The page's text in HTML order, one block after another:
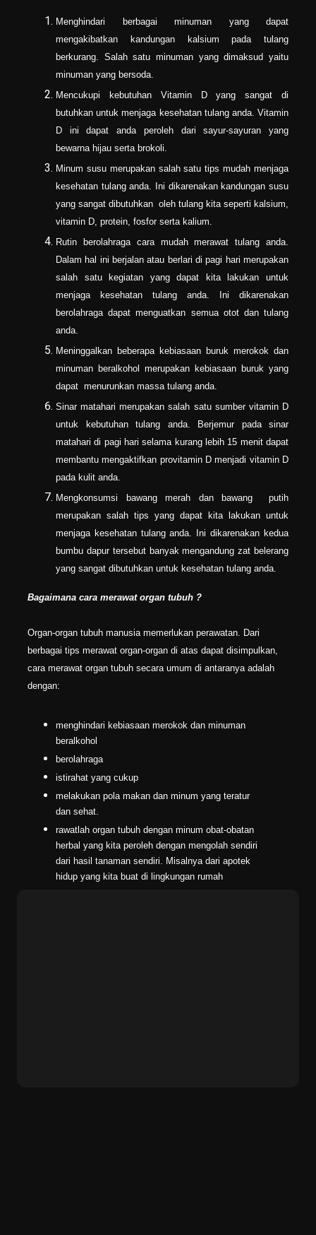
Menghindari berbagai minuman yang dapat
mengakibatkan kandungan kalsium pada tulang
berkurang. Salah satu minuman yang dimaksud yaitu
minuman yang bersoda.
Mencukupi kebutuhan Vitamin D yang sangat di
butuhkan untuk menjaga kesehatan tulang anda. Vitamin
D ini dapat anda peroleh dari sayur-sayuran yang
bewarna hijau serta brokoli.
Minum susu merupakan salah satu tips mudah menjaga
kesehatan tulang anda. Ini dikarenakan kandungan susu
yang sangat dibutuhkan oleh tulang kita seperti kalsium,
vitamin D, protein, fosfor serta kalium.
Rutin berolahraga cara mudah merawat tulang anda.
Dalam hal ini berjalan atau berlari di pagi hari merupakan
salah satu kegiatan yang dapat kita lakukan untuk
menjaga kesehatan tulang anda. Ini dikarenakan
berolahraga dapat menguatkan semua otot dan tulang
anda.
Meninggalkan beberapa kebiasaan buruk merokok dan
minuman beralkohol merupakan kebiasaan buruk yang
dapat menurunkan massa tulang anda.
Sinar matahari merupakan salah satu sumber vitamin D
untuk kebutuhan tulang anda. Berjemur pada sinar
matahari di pagi hari selama kurang lebih 15 menit dapat
membantu mengaktifkan provitamin D menjadi vitamin D
pada kulit anda.
Mengkonsumsi bawang merah dan bawang putih
merupakan salah tips yang dapat kita lakukan untuk
menjaga kesehatan tulang anda. Ini dikarenakan kedua
bumbu dapur tersebut banyak mengandung zat belerang
yang sangat dibutuhkan untuk kesehatan tulang anda.
Bagaimana cara merawat organ tubuh ?
Organ-organ tubuh manusia memerlukan perawatan. Dari
berbagai tips merawat organ-organ di atas dapat disimpulkan,
cara merawat organ tubuh secara umum di antaranya adalah
dengan:
menghindari kebiasaan merokok dan minuman
beralkohol
berolahraga
istirahat yang cukup
melakukan pola makan dan minum yang teratur
dan sehat.
rawatlah organ tubuh dengan minum obat-obatan
herbal yang kita peroleh dengan mengolah sendiri
dari hasil tanaman sendiri. Misalnya dari apotek
hidup yang kita buat di lingkungan rumah